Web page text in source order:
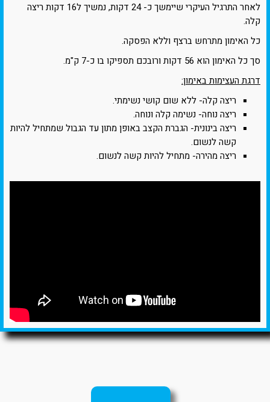
לאחר התרגיל העיקרי שיימשך כ- 24 דקות, נמשיך ל16 דקות ריצה
קלה.
כל האימון מתרחש ברצף וללא הפסקה.
סך כל האימון הוא 56 דקות ורובכם תספיקו בו כ-7 ק"מ.
דרגת העצימות באימון:
ריצה קלה- ללא שום קושי נשימתי.
ריצה נוחה- נשימה קלה ונוחה.
ריצה בינונית- הגברת הקצב באופן מתון עד הגבול שמתחיל להיות
קשה לנשום.
ריצה מהירה- מתחיל להיות קשה לנשום.